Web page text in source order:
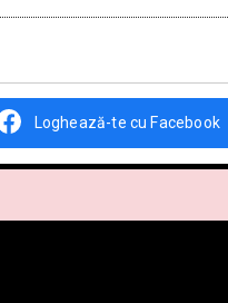
Loghează-te cu Facebook